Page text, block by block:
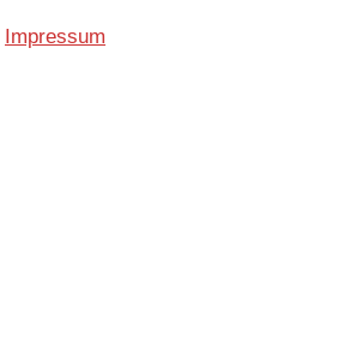
Impressum